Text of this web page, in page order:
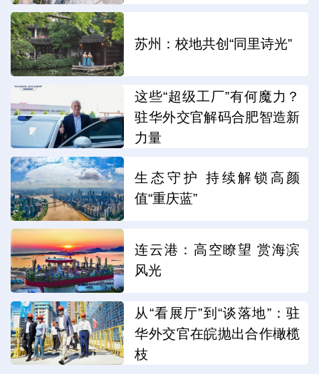
苏州：校地共创“同里诗光”
这些“超级工厂”有何魔力？
驻华外交官解码合肥智造新
力量
生态守护 持续解锁高颜
值“重庆蓝”
连云港：高空瞭望 赏海滨
风光
从“看展厅”到“谈落地”：驻
华外交官在皖抛出合作橄榄
枝